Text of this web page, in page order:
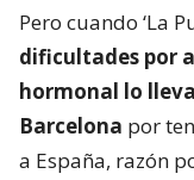
Pero cuando ‘La
dificultades por
hormonal lo
Barcelona por
a España, razón